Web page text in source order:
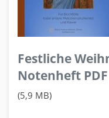
Festliche
Notenheft
(5,9 MB)